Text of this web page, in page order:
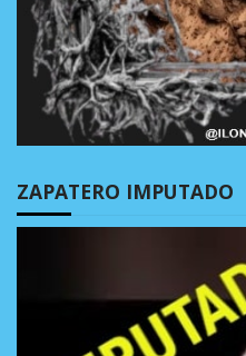
ZAPATERO IMPUTADO